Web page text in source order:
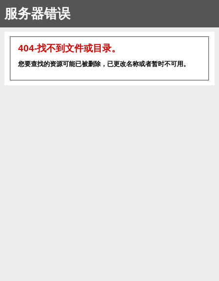
服务器错误
404-找不到文件或目录。
您要查找的资源可能已被删除，已更改名称或者暂时不可用。